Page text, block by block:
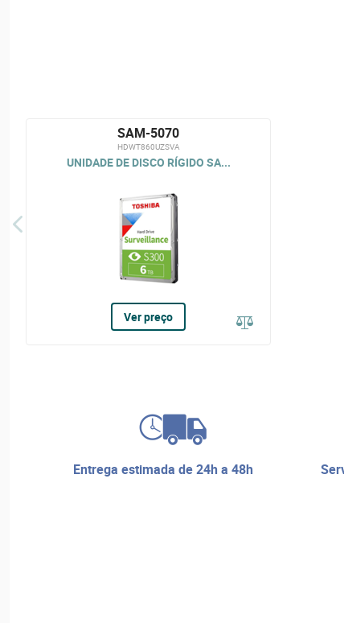
SAM-5070
HDWT860UZSVA
UNIDADE DE DISCO RÍGIDO SA...
Ver preço
entrega estimada de 24h a 48h
serviço de reparos e assistência